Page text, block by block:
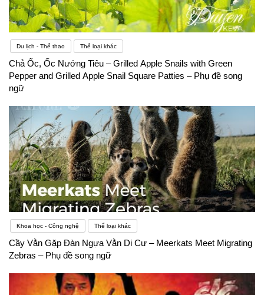
Du lịch - Thể thao Thể loại khác
Chả Ốc, Ốc Nướng Tiêu – Grilled Apple Snails with Green
Pepper and Grilled Apple Snail Square Patties – Phụ đề song
ngữ
Khoa học - Công nghệ Thể loại khác
Cầy Vằn Gặp Đàn Ngựa Vằn Di Cư – Meerkats Meet Migrating
Zebras – Phụ đề song ngữ